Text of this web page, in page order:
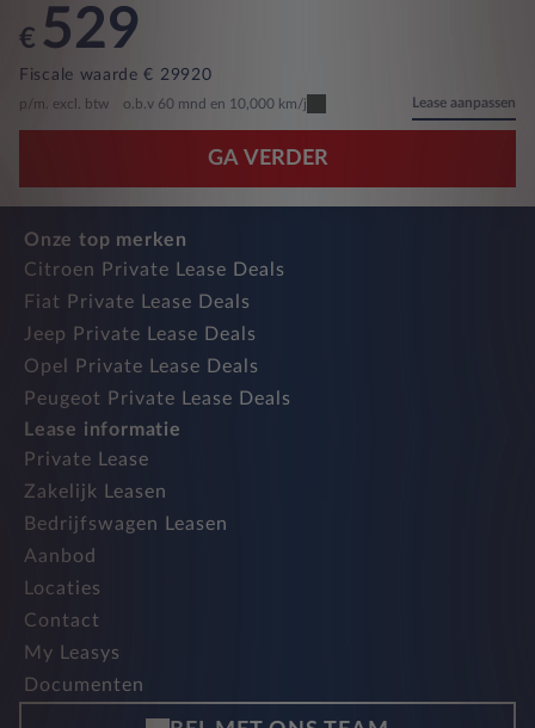
€ 529
Fiscale waarde € 29920
p/m. excl. btw o.b.v 60 mnd en 10,000 km/j Lease aanpassen
GA VERDER
Onze top merken
Citroen Private Lease Deals
Fiat Private Lease Deals
Jeep Private Lease Deals
Opel Private Lease Deals
Peugeot Private Lease Deals
Lease informatie
Private Lease
Zakelijk Leasen
Bedrijfswagen Leasen
Aanbod
Locaties
Contact
My Leasys
Documenten